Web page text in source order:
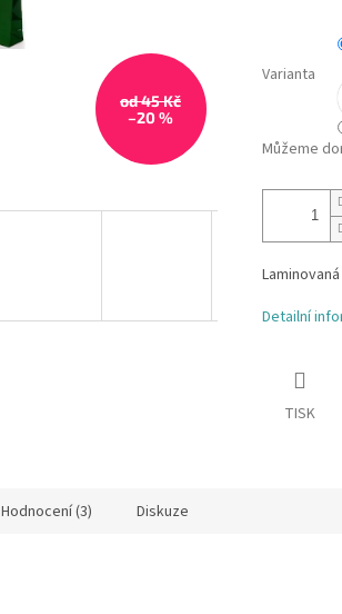
od 45 Kč
–20 %
Varianta
Můžeme
Detailní
TISK
Hodnocení (3) Diskuze